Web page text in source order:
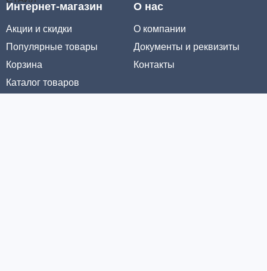
Интернет-магазин
Акции и скидки
Популярные товары
Корзина
Каталог товаров
О нас
О компании
Документы и реквизиты
Контакты